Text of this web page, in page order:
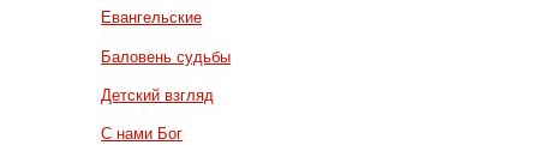
Евангельские
Баловень судьбы
Детский взгляд
С нами Бог